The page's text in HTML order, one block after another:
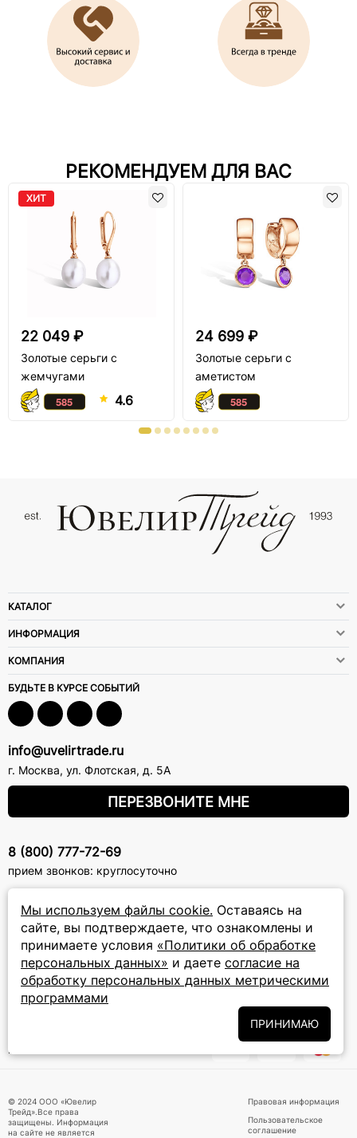
РЕКОМЕНДУЕМ ДЛЯ ВАС
ХИТ
22 049 ₽
Золотые серьги с
жемчугами
4.6
24 699 ₽
Золотые серьги с
аметистом
Мы используем файлы cookie. Оставаясь на
сайте, вы подтверждаете, что ознакомлены и
принимаете условия «Политики об обработке
персональных данных» и даете согласие на
обработку персональных данных метрическими
программами
ПРИНИМАЮ
КАТАЛОГ
ИНФОРМАЦИЯ
КОМПАНИЯ
БУДЬТЕ В КУРСЕ СОБЫТИЙ
info@uvelirtrade.ru
г. Москва, ул. Флотская, д. 5А
ПЕРЕЗВОНИТЕ МНЕ
8 (800) 777-72-69
прием звонков: круглосуточно
ПОДПИСКА НА РАССЫЛКУ
Подписаться на новости
Подписываясь на рассылку, вы соглашаетесь с условиямиПолитики
обработки персональных данных
и даёте своё согласие на их
обработку
ПРИНИМАЕМ К ОПЛАТЕ
© 2024 ООО «Ювелир
Трейд».Все права
защищены. Информация
на сайте не является
Правовая информация
Пользовательское
соглашение